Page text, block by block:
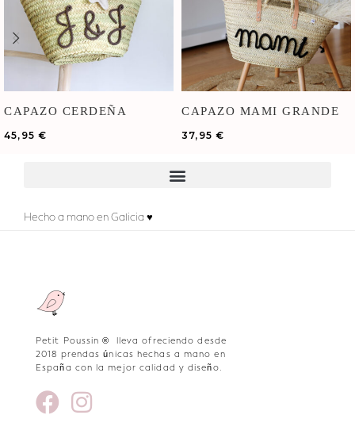
CAPAZO CERDEÑA
45,95€
CAPAZO MAMI GRANDE
37,95€
Hecho a mano en Galicia ♥
Petit Poussin ® lleva ofreciendo desde
2018 prendas únicas hechas a mano en
España con la mejor calidad y diseño.